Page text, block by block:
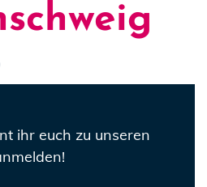
ihr euch zu unseren